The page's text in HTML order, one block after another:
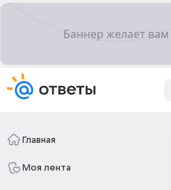
Главная
Моя лента